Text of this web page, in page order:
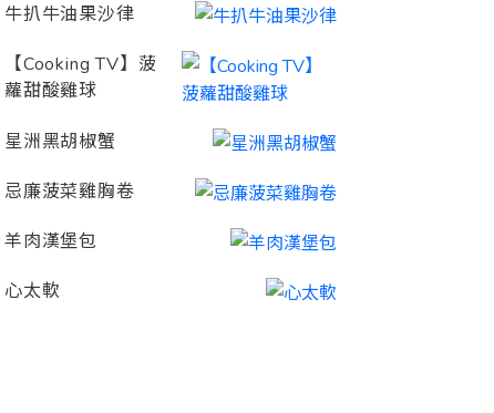
牛扒牛油果沙律
【Cooking TV】菠
蘿甜酸雞球
星洲黑胡椒蟹
忌廉菠菜雞胸卷
羊肉漢堡包
心太軟